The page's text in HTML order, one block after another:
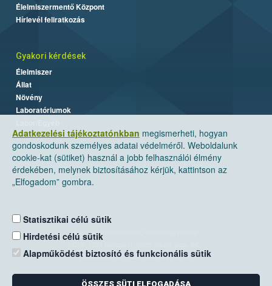
Adatkezelési tájékoztatónkban megismerheti, hogyan
gondoskodunk személyes adatai védelméről. Weboldalunk
cookie-kat (sütiket) használ a jobb felhasználói élmény
érdekében, melynek biztosításához kérjük, kattintson az
„Elfogadom” gombra.
Statisztikai célú sütik
Hirdetési célú sütik
Alapműködést biztosító és funkcionális sütik
ÖSSZES SÜTI ELFOGADÁSA
Élelmiszermentő Központ
Hírlevél feliratkozás
Gyakori kérdések
Élelmiszer
Állat
Növény
Laboratóriumok
Nemzeti Élelmiszerlánc-biztonsági Hivatal
Levelezési cím: 1525 Budapest. Pf. 30.